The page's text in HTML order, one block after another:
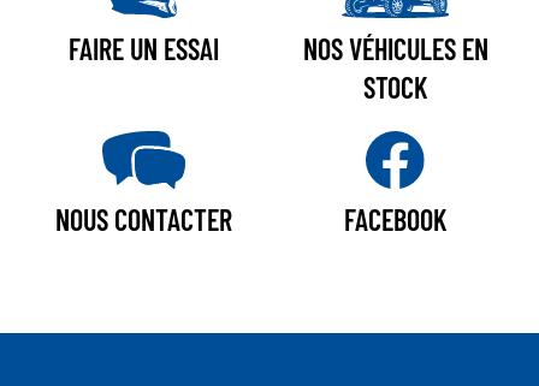
FAIRE UN ESSAI
NOS VÉHICULES EN
STOCK
NOUS CONTACTER FACEBOOK